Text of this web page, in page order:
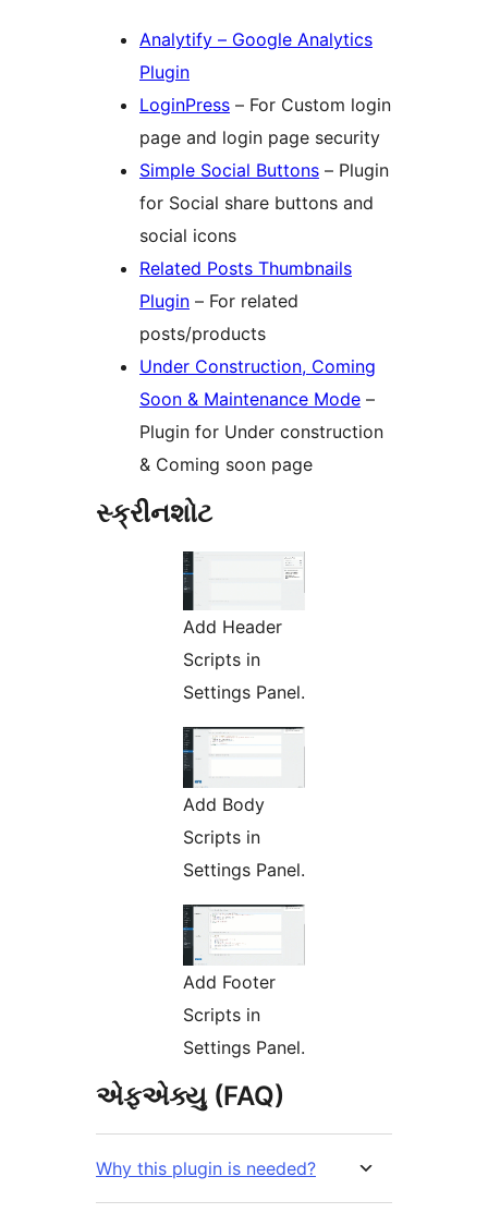
Analytify – Google Analytics
Plugin
LoginPress – For Custom login
page and login page security
Simple Social Buttons – Plugin
for Social share buttons and
social icons
Related Posts Thumbnails
Plugin – For related
posts/products
Under Construction, Coming
Soon & Maintenance Mode –
Plugin for Under construction
& Coming soon page
સ્ક્રીનશોટ
Add Header
Scripts in
Settings Panel.
Add Body
Scripts in
Settings Panel.
Add Footer
Scripts in
Settings Panel.
એફએક્યુ (FAQ)
Why this plugin is needed?